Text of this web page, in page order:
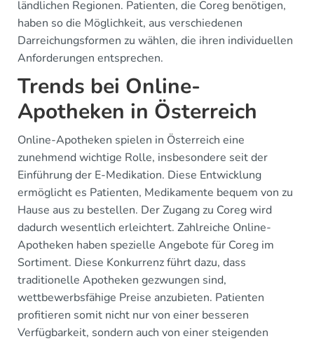
ländlichen Regionen. Patienten, die Coreg benötigen,
haben so die Möglichkeit, aus verschiedenen
Darreichungsformen zu wählen, die ihren individuellen
Anforderungen entsprechen.
Trends bei Online-
Apotheken in Österreich
Online-Apotheken spielen in Österreich eine
zunehmend wichtige Rolle, insbesondere seit der
Einführung der E-Medikation. Diese Entwicklung
ermöglicht es Patienten, Medikamente bequem von zu
Hause aus zu bestellen. Der Zugang zu Coreg wird
dadurch wesentlich erleichtert. Zahlreiche Online-
Apotheken haben spezielle Angebote für Coreg im
Sortiment. Diese Konkurrenz führt dazu, dass
traditionelle Apotheken gezwungen sind,
wettbewerbsfähige Preise anzubieten. Patienten
profitieren somit nicht nur von einer besseren
Verfügbarkeit, sondern auch von einer steigenden